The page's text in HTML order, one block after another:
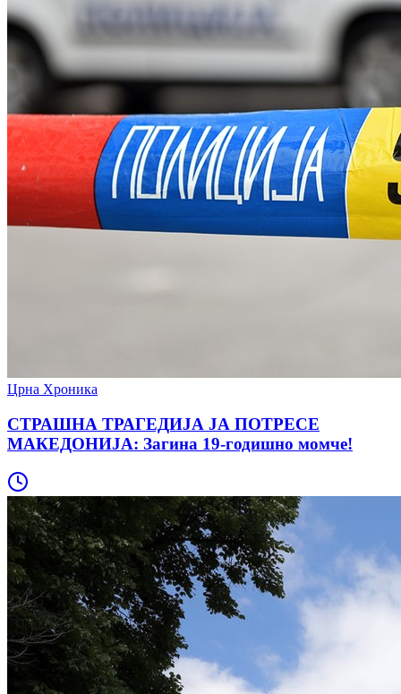
Црна Хроника
СТРАШНА ТРАГЕДИЈА ЈА ПОТРЕСЕ
МАКЕДОНИЈА: Загина 19-годишно момче!